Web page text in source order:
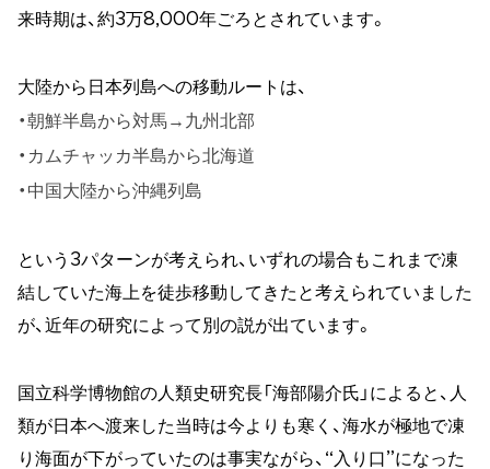
来時期は、約3万8,000年ごろとされています。
大陸から日本列島への移動ルートは、
朝鮮半島から対馬→九州北部
カムチャッカ半島から北海道
中国大陸から沖縄列島
という3パターンが考えられ、いずれの場合もこれまで凍
結していた海上を徒歩移動してきたと考えられていました
が、近年の研究によって別の説が出ています。
国立科学博物館の人類史研究長「海部陽介氏」によると、人
類が日本へ渡来した当時は今よりも寒く、海水が極地で凍
り海面が下がっていたのは事実ながら、“入り口”になった